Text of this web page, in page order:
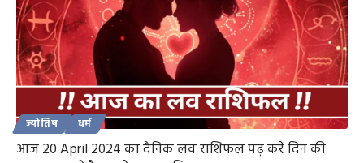
ज्योतिष धर्म
आज 20 April 2024 का दैनिक लव राशिफल पढ़ करें दिन की